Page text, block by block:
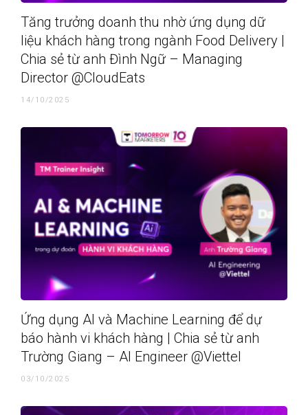
Tăng trưởng doanh thu nhờ ứng dụng dữ
liệu khách hàng trong ngành Food Delivery |
Chia sẻ từ anh Đình Ngữ – Managing
Director @CloudEats
14/10/2025
Ứng dụng AI và Machine Learning để dự
báo hành vi khách hàng | Chia sẻ từ anh
Trường Giang – AI Engineer @Viettel
03/10/2025